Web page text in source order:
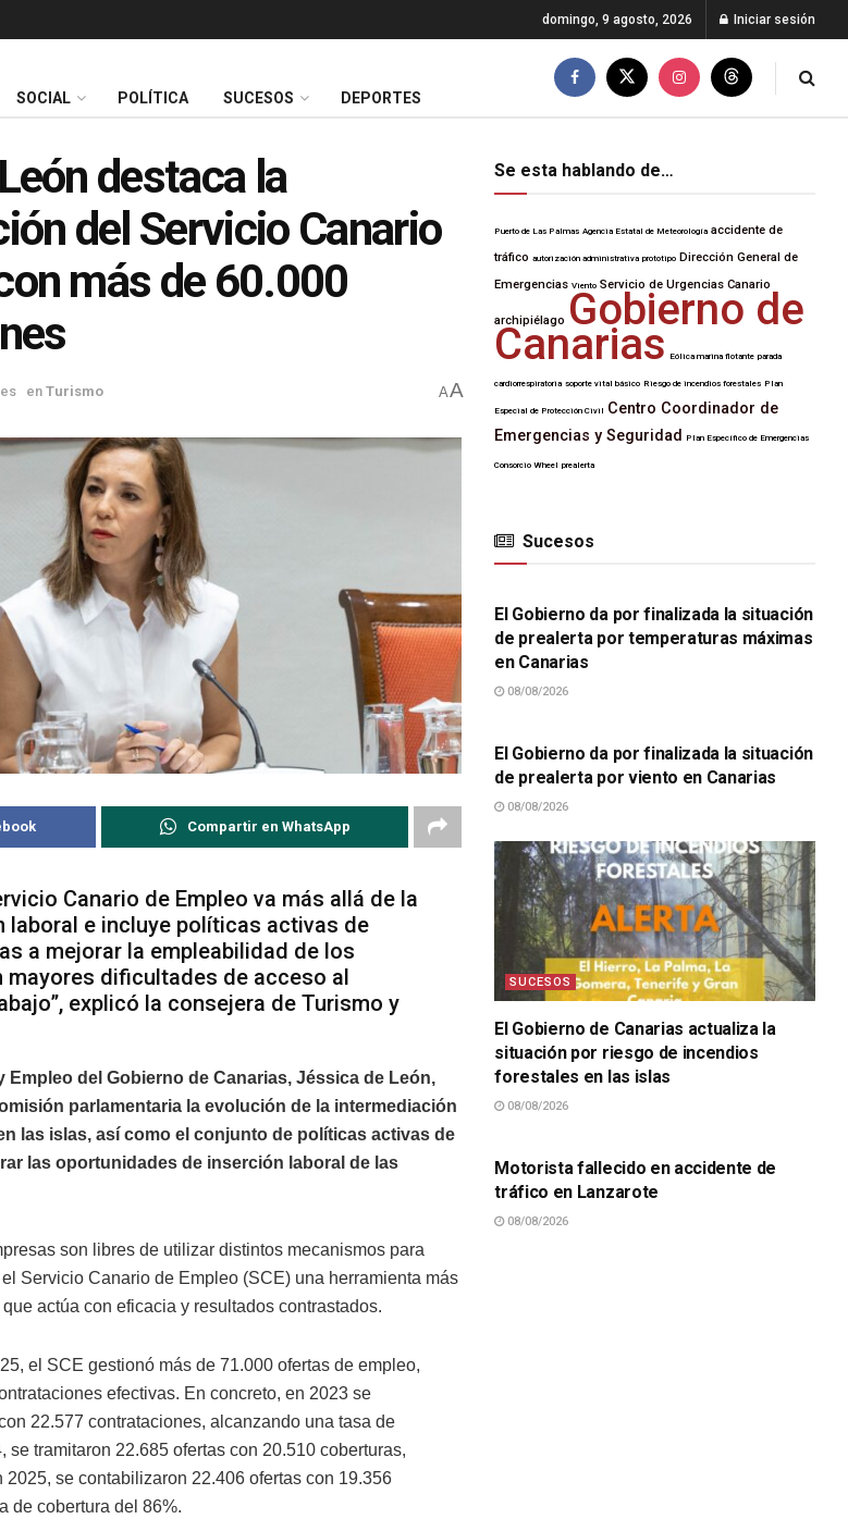
domingo, 9 agosto, 2026 Iniciar sesión
SOCIAL POLÍTICA SUCESOS DEPORTES
destaca la
del Servicio Canario
más de 60.000
en Turismo AA
Compartir en WhatsApp
Canario de Empleo va más allá de la
laboral e incluye políticas activas de
a mejorar la empleabilidad de los
dificultades de acceso al
explicó la consejera de Turismo y
Empleo del Gobierno de Canarias, Jéssica de León,
parlamentaria la evolución de la intermediación
las islas, así como el conjunto de políticas activas de
las oportunidades de inserción laboral de las
son libres de utilizar distintos mecanismos para
Servicio Canario de Empleo (SCE) una herramienta más
actúa con eficacia y resultados contrastados.
el SCE gestionó más de 71.000 ofertas de empleo,
efectivas. En concreto, en 2023 se
22.577 contrataciones, alcanzando una tasa de
se tramitaron 22.685 ofertas con 20.510 coberturas,
se contabilizaron 22.406 ofertas con 19.356
de cobertura del 86%.
Se esta hablando de…
Puerto de Las Palmas Agencia Estatal de Meteorología accidente de
tráfico autorización administrativa prototipo Dirección General de
Emergencias Viento Servicio de Urgencias Canario
archipiélago Gobierno de
Canarias Eólica marina flotante parada
cardiorrespiratoria soporte vital básico Riesgo de incendios forestales Plan
Especial de Protección Civil Centro Coordinador de
Emergencias y Seguridad
Plan Específico de Emergencias
Consorcio Wheel prealerta
Sucesos
SUCESOS
El Gobierno da por finalizada la situación
de prealerta por temperaturas máximas
en Canarias
08/08/2026
El Gobierno da por finalizada la situación
de prealerta por viento en Canarias
08/08/2026
SUCESOS
El Gobierno de Canarias actualiza la
situación por riesgo de incendios
forestales en las islas
08/08/2026
Motorista fallecido en accidente de
tráfico en Lanzarote
08/08/2026